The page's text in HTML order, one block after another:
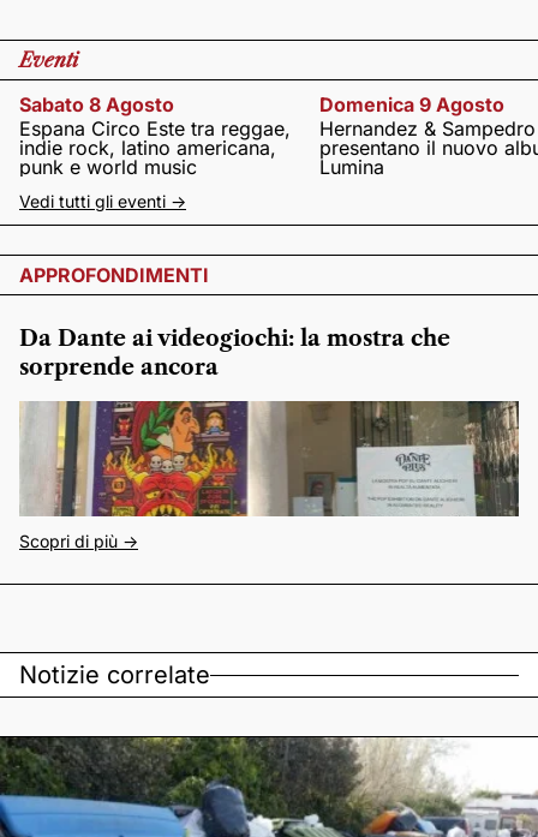
Eventi
Sabato 8 Agosto
Espana Circo Este tra reggae,
indie rock, latino americana,
punk e world music
Domenica 9 Agosto
Hernandez & Sampedro
presentano il nuovo
Lumina
Vedi tutti gli eventi ->
APPROFONDIMENTI
Da Dante ai videogiochi: la mostra che
sorprende ancora
Scopri di più ->
Notizie correlate